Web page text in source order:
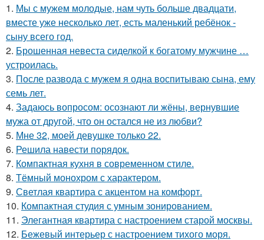
1. Мы с мужем молодые, нам чуть больше двадцати,
вместе уже несколько лет, есть маленький ребёнок -
сыну всего год.
2. Брошенная невеста сиделкой к богатому мужчине …
устроилась.
3. После развода с мужем я одна воспитываю сына, ему
семь лет.
4. Задаюсь вопросом: осознают ли жёны, вернувшие
мужа от другой, что он остался не из любви?
5. Мне 32, моей девушке только 22.
6. Решила навести порядок.
7. Компактная кухня в современном стиле.
8. Тёмный монохром с характером.
9. Светлая квартира с акцентом на комфорт.
10. Компактная студия с умным зонированием.
11. Элегантная квартира с настроением старой москвы.
12. Бежевый интерьер с настроением тихого моря.